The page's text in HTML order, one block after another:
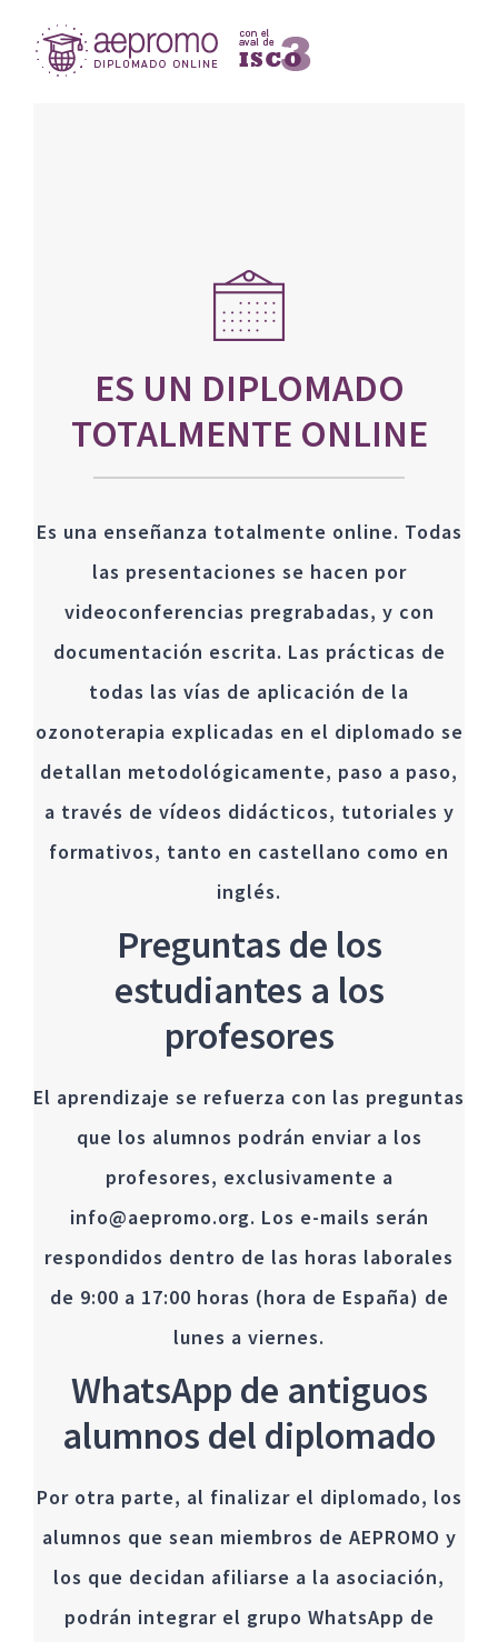
ES UN DIPLOMADO
TOTALMENTE ONLINE
Es una enseñanza totalmente online. Todas
las presentaciones se hacen por
videoconferencias pregrabadas, y con
documentación escrita. Las prácticas de
todas las vías de aplicación de la
ozonoterapia explicadas en el diplomado se
detallan metodológicamente, paso a paso,
a través de vídeos didácticos, tutoriales y
formativos, tanto en castellano como en
inglés.
Preguntas de los
estudiantes a los
profesores
El aprendizaje se refuerza con las preguntas
que los alumnos podrán enviar a los
profesores, exclusivamente a
info@aepromo.org. Los e-mails serán
respondidos dentro de las horas laborales
de 9:00 a 17:00 horas (hora de España) de
lunes a viernes.
WhatsApp de antiguos
alumnos del diplomado
Por otra parte, al finalizar el diplomado, los
alumnos que sean miembros de AEPROMO y
los que decidan afiliarse a la asociación,
podrán integrar el grupo WhatsApp de